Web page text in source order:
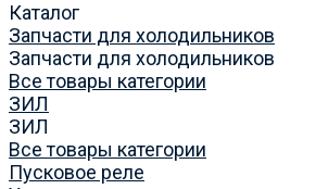
Каталог
Запчасти для холодильников
Запчасти для холодильников
Все товары категории
ЗИЛ
ЗИЛ
Все товары категории
Пусковое реле